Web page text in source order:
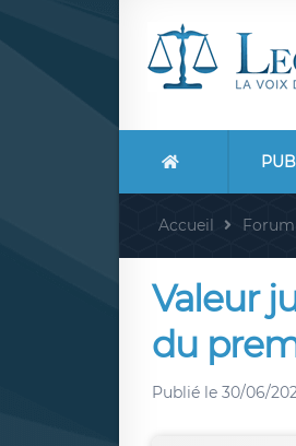
Accueil Forum
Valeur
du
Publié le 30/06/